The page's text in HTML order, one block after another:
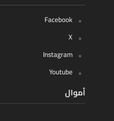
Facebook
X
Instagram
Youtube
أموال